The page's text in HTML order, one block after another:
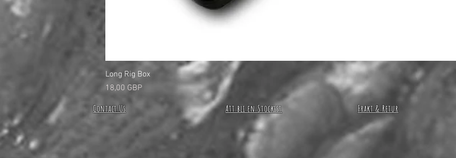
Snabbvisning
Long Rig Box
Pris
18,00 GBP
Contact Us Att bli en Stockist Frakt & Retur